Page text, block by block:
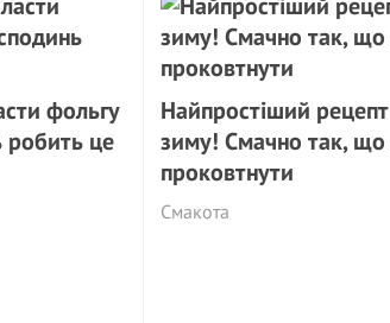
фольгу
робить це
Найпростіший
зиму! Смачно так,
проковтнути
Смакота